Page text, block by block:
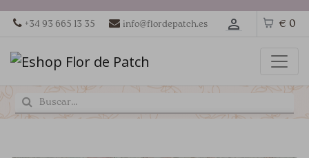
+34 93 665 13 35 info@flordepatch.es € 0